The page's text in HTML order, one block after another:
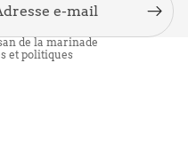
de la marinade
et politiques